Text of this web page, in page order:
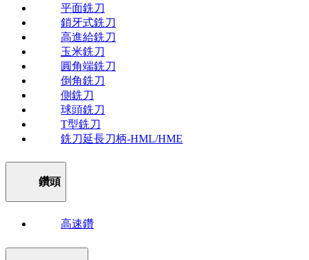
平面銑刀
鎖牙式銑刀
高進給銑刀
玉米銑刀
圓角端銑刀
倒角銑刀
側銑刀
球頭銑刀
T型銑刀
銑刀延長刀柄-HML/HME
鑽頭
高速鑽